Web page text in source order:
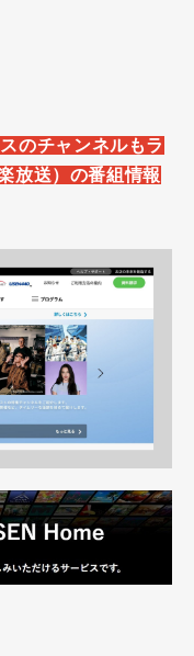
のチャンネルもラ
放送）の番組情報